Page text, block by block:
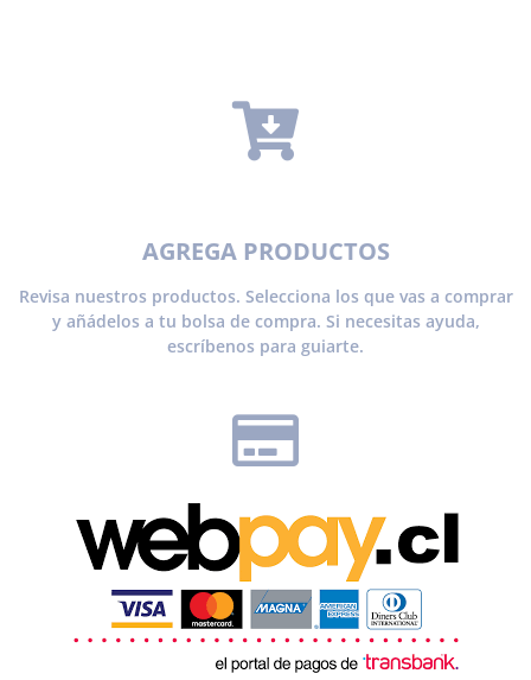
AGREGA PRODUCTOS
Revisa nuestros productos. Selecciona los que vas a comprar
y añádelos a tu bolsa de compra. Si necesitas ayuda,
escríbenos para guiarte.